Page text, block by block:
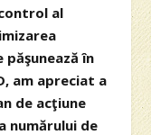
al
păşunează în
am apreciat a
de acţiune
numărului de